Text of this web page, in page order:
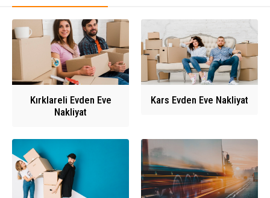
Kırklareli Evden Eve
Nakliyat
Kars Evden Eve Nakliyat